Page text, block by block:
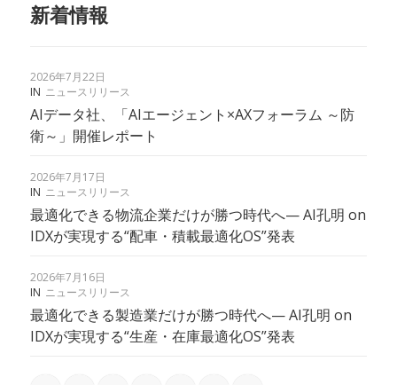
新着情報
2026年7月22日
IN ニュースリリース
AIデータ社、「AIエージェント×AXフォーラム ～防
衛～」開催レポート
2026年7月17日
IN ニュースリリース
最適化できる物流企業だけが勝つ時代へ— AI孔明 on
IDXが実現する“配車・積載最適化OS”発表
2026年7月16日
IN ニュースリリース
最適化できる製造業だけが勝つ時代へ— AI孔明 on
IDXが実現する“生産・在庫最適化OS”発表